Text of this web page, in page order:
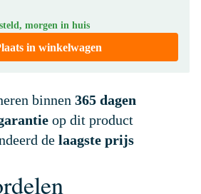
morgen in huis
in winkelwagen
binnen 365 dagen
op dit product
de laagste prijs